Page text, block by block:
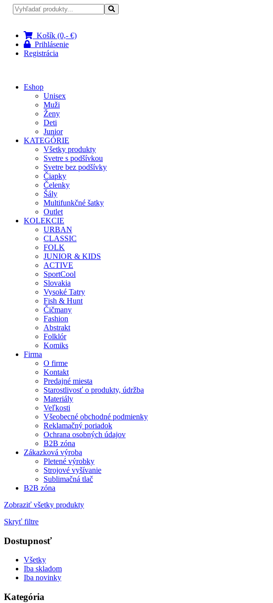
Košík (0,- €)
Prihlásenie
Registrácia
Eshop
Unisex
Muži
Ženy
Deti
Junior
KATEGÓRIE
Všetky produkty
Svetre s podšívkou
Svetre bez podšívky
Čiapky
Čelenky
Šály
Multifunkčné šatky
Outlet
KOLEKCIE
URBAN
CLASSIC
FOLK
JUNIOR & KIDS
ACTIVE
SportCool
Slovakia
Vysoké Tatry
Fish & Hunt
Čičmany
Fashion
Abstrakt
Folklór
Komiks
Firma
O firme
Kontakt
Predajné miesta
Starostlivosť o produkty, údržba
Materiály
Veľkosti
Všeobecné obchodné podmienky
Reklamačný poriadok
Ochrana osobných údajov
B2B zóna
Zákazková výroba
Pletené výrobky
Strojové vyšívanie
Sublimačná tlač
B2B zóna
Zobraziť všetky produkty
Skryť filtre
Dostupnosť
Všetky
Iba skladom
Iba novinky
Kategória